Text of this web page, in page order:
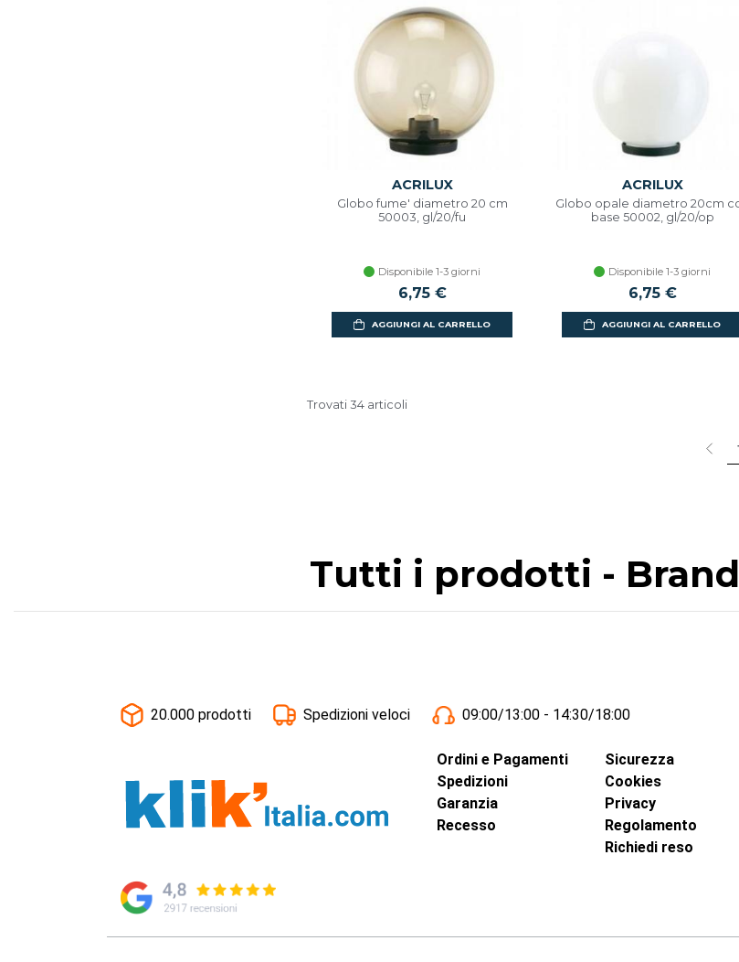
ACRILUX
Globo fume' diametro 20 cm
50003, gl/20/fu
Disponibile 1-3 giorni
6,75 €
AGGIUNGI AL CARRELLO
ACRILUX
Globo opale diametro 20cm
base 50002, gl/20/op
Disponibile 1-3 giorni
6,75 €
AGGIUNGI AL CARRELLO
Trovati 34 articoli
Tutti i prodotti - Brand
20.000 prodotti Spedizioni veloci 09:00/13:00 - 14:30/18:00
Ordini e Pagamenti
Spedizioni
Garanzia
Recesso
Sicurezza
Cookies
Privacy
Regolamento
Richiedi reso